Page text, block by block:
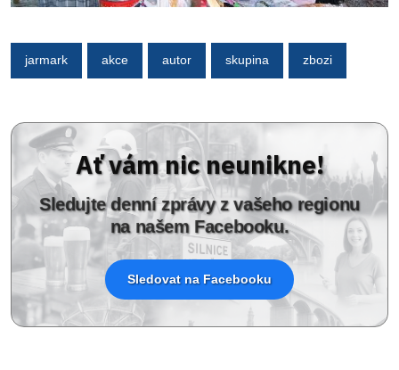
jarmark akce autor skupina zbozi
Ať vám nic neunikne!
Sledujte denní zprávy z vašeho regionu
na našem Facebooku.
Sledovat na Facebooku